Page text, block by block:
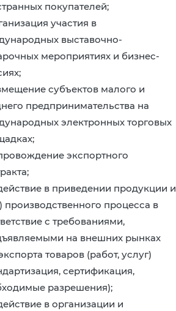
покупателей;
участия в
выставочно-
мероприятиях и бизнес-
субъектов малого и
предпринимательства на
электронных торговых
экспортного
в приведении продукции и
производственного процесса в
с требованиями,
на внешних рынках
товаров (работ, услуг)
сертификация,
разрешения);
в организации и